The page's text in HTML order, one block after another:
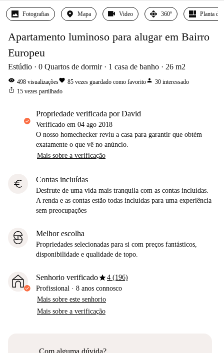
Fotografias Mapa Video 360º Planta
Apartamento luminoso para alugar em Bairro
Europeu
Estúdio 0 Quartos de dormir 1 casa de banho 26 m2
visibility 498 visualizaçõesfavorite 85 vezes guardado como favoritoperson 30 interessado
ios_share 15 vezes partilhado
propriedade verificada por David
Verificado em 04 ago 2018
O nosso homechecker reviu a casa para garantir que obtém
exatamente o que vê no anúncio.
Mais sobre a verificação
euro Contas incluídas
Desfrute de uma vida mais tranquila com as contas incluídas.
A renda e as contas estão todas incluídas para uma experiência
sem preocupações
Melhor escolha
Propriedades selecionadas para si com preços fantásticos,
disponibilidade e qualidade de topo.
Senhorio verificadostar4 (196)
Profissional · 8 anos connosco
Mais sobre este senhorio
Mais sobre a verificação
Com alguma dúvida?